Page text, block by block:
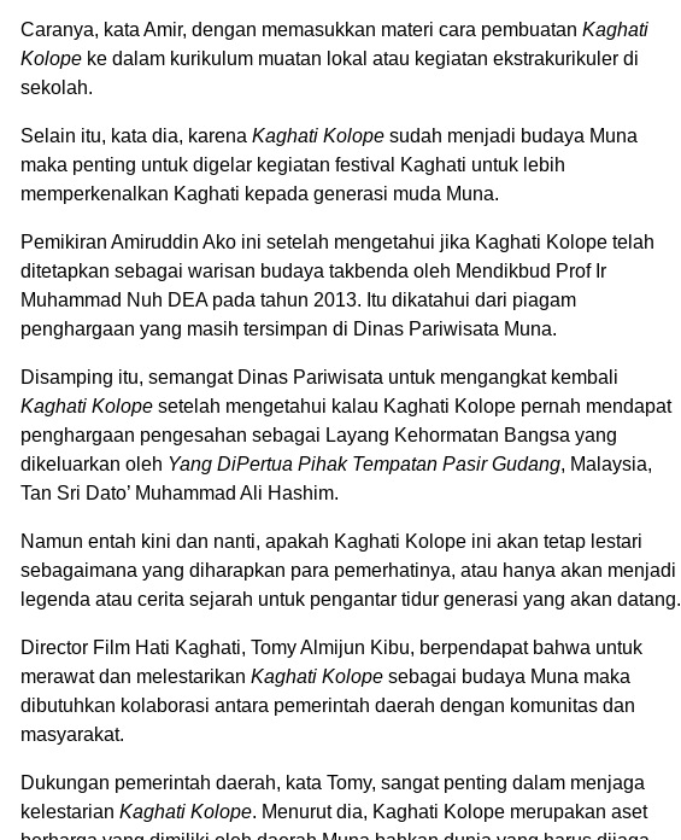
Caranya, kata Amir, dengan memasukkan materi cara pembuatan Kaghati
Kolope ke dalam kurikulum muatan lokal atau kegiatan ekstrakurikuler di
sekolah.
Selain itu, kata dia, karena Kaghati Kolope sudah menjadi budaya Muna
maka penting untuk digelar kegiatan festival Kaghati untuk lebih
memperkenalkan Kaghati kepada generasi muda Muna.
Pemikiran Amiruddin Ako ini setelah mengetahui jika Kaghati Kolope telah
ditetapkan sebagai warisan budaya takbenda oleh Mendikbud Prof Ir
Muhammad Nuh DEA pada tahun 2013. Itu dikatahui dari piagam
penghargaan yang masih tersimpan di Dinas Pariwisata Muna.
Disamping itu, semangat Dinas Pariwisata untuk mengangkat kembali
Kaghati Kolope setelah mengetahui kalau Kaghati Kolope pernah mendapat
penghargaan pengesahan sebagai Layang Kehormatan Bangsa yang
dikeluarkan oleh Yang DiPertua Pihak Tempatan Pasir Gudang, Malaysia,
Tan Sri Dato’ Muhammad Ali Hashim.
Namun entah kini dan nanti, apakah Kaghati Kolope ini akan tetap lestari
sebagaimana yang diharapkan para pemerhatinya, atau hanya akan menjadi
legenda atau cerita sejarah untuk pengantar tidur generasi yang akan datang.
Director Film Hati Kaghati, Tomy Almijun Kibu, berpendapat bahwa untuk
merawat dan melestarikan Kaghati Kolope sebagai budaya Muna maka
dibutuhkan kolaborasi antara pemerintah daerah dengan komunitas dan
masyarakat.
Dukungan pemerintah daerah, kata Tomy, sangat penting dalam menjaga
kelestarian Kaghati Kolope. Menurut dia, Kaghati Kolope merupakan aset